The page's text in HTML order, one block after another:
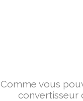
Comme vous
convertisseur